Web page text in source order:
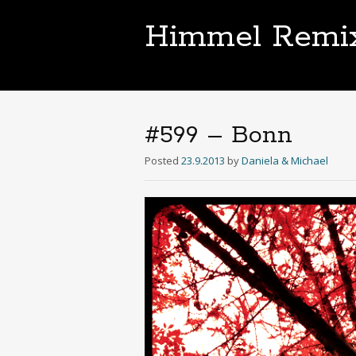
Himmel
#599 – Bonn
Posted 23.9.2013 byDaniela & Michael